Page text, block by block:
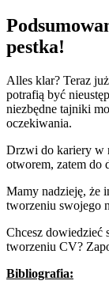
pestka!
Alles klar? Teraz
potrafią być
niezbędne tajniki
oczekiwania.
Drzwi do kariery w
otworem, zatem do
Mamy nadzieję, że
tworzeniu swojego
Chcesz dowiedzieć
tworzeniu CV?
Bibliografia: